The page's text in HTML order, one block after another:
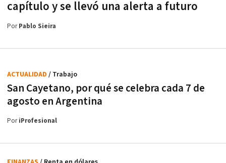
capítulo y se llevó una alerta a futuro
PorPablo Sieira
San Cayetano, por qué se celebra cada 7 de
agosto en Argentina
ACTUALIDAD / Trabajo
PoriProfesional